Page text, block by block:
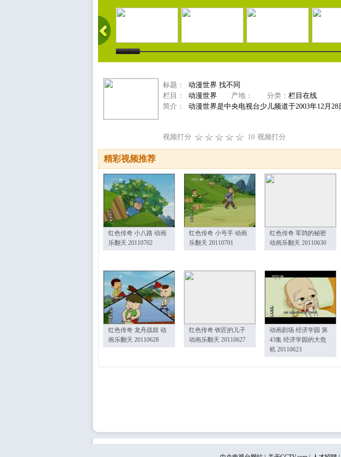
标题：
动漫世界 找不同
栏目：
动漫世界 产地： 分类： 栏目在线
简介：
动漫世界是中央电视台少儿频道于2003年12月
视频打分 10 视频打分
精彩视频推荐
红色传奇 小八路 动画
乐翻天 20110702
红色传奇 小号手 动画
乐翻天 20110701
红色传奇 军鸽的秘密
动画乐翻天 20110630
红色传奇 龙舟战鼓 动
画乐翻天 20110628
红色传奇 铁匠的儿子
动画乐翻天 20110627
动画剧场 经济学园 第
43集 经济学园的大危
机 20110623